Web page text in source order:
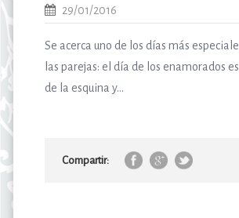
29/01/2016
Se acerca uno de los días más
las parejas: el día de los enamorados
de la esquina y...
Compartir: